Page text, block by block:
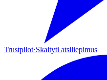
Trustpilot·Skaityti atsiliepimus